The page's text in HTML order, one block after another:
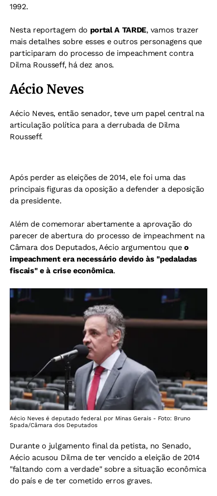
1992.
Nesta reportagem do portal A TARDE, vamos trazer
mais detalhes sobre esses e outros personagens que
participaram do processo de impeachment contra
Dilma Rousseff, há dez anos.
Aécio Neves
Aécio Neves, então senador, teve um papel central na
articulação política para a derrubada de Dilma
Rousseff.
Após perder as eleições de 2014, ele foi uma das
principais figuras da oposição a defender a deposição
da presidente.
Além de comemorar abertamente a aprovação do
parecer de abertura do processo de impeachment na
Câmara dos Deputados, Aécio argumentou queo
impeachment era necessário devido às "pedaladas
fiscais" e à crise econômica.
Aécio Neves é deputado federal por Minas Gerais - Foto: Bruno
Spada/Câmara dos Deputados
Durante o julgamento final da petista, no Senado,
Aécio acusou Dilma de ter vencido a eleição de 2014
"faltando com a verdade" sobre a situação econômica
do país e de ter cometido erros graves.